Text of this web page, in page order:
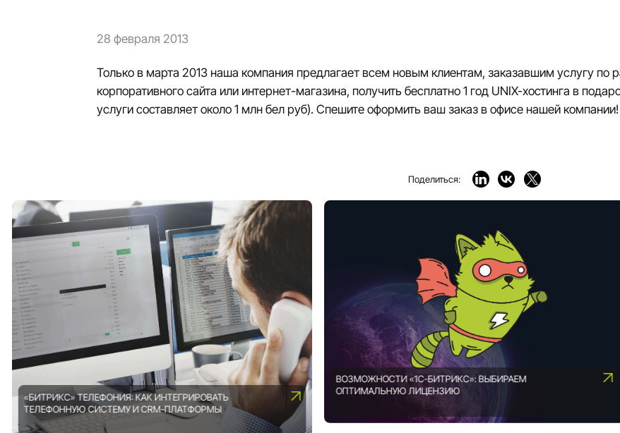
28 февраля 2013
Только в марта 2013 наша компания предлагает всем новым клиентам, заказавшим услугу по
корпоративного сайта или интернет-магазина, получить бесплатно 1 год UNIX-хостинга в
услуги составляет около 1 млн бел руб). Спешите оформить ваш заказ в офисе нашей компании!
Поделиться:
«БИТРИКС» ТЕЛЕФОНИЯ: КАК ИНТЕГРИРОВАТЬ
ТЕЛЕФОННУЮ СИСТЕМУ И CRM-ПЛАТФОРМЫ
ВОЗМОЖНОСТИ «1С-БИТРИКС»: ВЫБИРАЕМ
ОПТИМАЛЬНУЮ ЛИЦЕНЗИЮ